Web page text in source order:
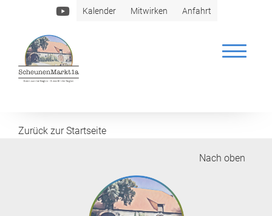
Kalender Mitwirken Anfahrt
Zurück zur Startseite
Nach oben